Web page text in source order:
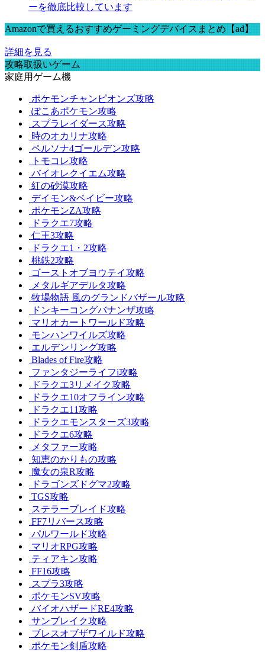
ーを徹底比較しています
Amazonで買えるおすすめゲーミングデバイスまとめ【ad】
詳細を見る
攻略取扱いゲーム
家庭用ゲーム機
ポケモンチャンピオンズ攻略
ぽこあポケモン攻略
スプラレイダース攻略
時のオカリナ攻略
ペルソナ4ゴールデン攻略
トモコレ攻略
バイオレクイエム攻略
紅の砂漠攻略
デイモン&ベイビー攻略
ポケモンZA攻略
ドラクエ7攻略
仁王3攻略
ドラクエ1・2攻略
桃鉄2攻略
ゴーストオブヨウテイ攻略
メタルギアデルタ攻略
牧場物語 風のグランドバザール攻略
ドンキーコングバナンザ攻略
マリオカートワールド攻略
モンハンワイルズ攻略
エルデンリング攻略
Blades of Fire攻略
ファンタジーライフi攻略
ドラクエ3リメイク攻略
ドラクエ10オフライン攻略
ドラクエ11攻略
ドラクエモンスターズ3攻略
ドラクエ6攻略
メタファー攻略
知恵のかりもの攻略
魔女の泉R攻略
ドラゴンズドグマ2攻略
TGS攻略
ステラーブレイド攻略
FF7リバース攻略
パルワールド攻略
マリオRPG攻略
ティアキン攻略
FF16攻略
スプラ3攻略
ポケモンSV攻略
バイオハザードRE4攻略
サンブレイク攻略
ブレスオブザワイルド攻略
ポケモン剣盾攻略